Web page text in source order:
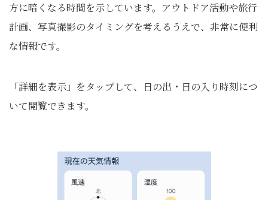
方に暗くなる時間を示しています。アウトドア活動や旅行
計画、写真撮影のタイミングを考えるうえで、非常に便利
な情報です。
「詳細を表示」をタップして、日の出・日の入り時刻につ
いて閲覧できます。